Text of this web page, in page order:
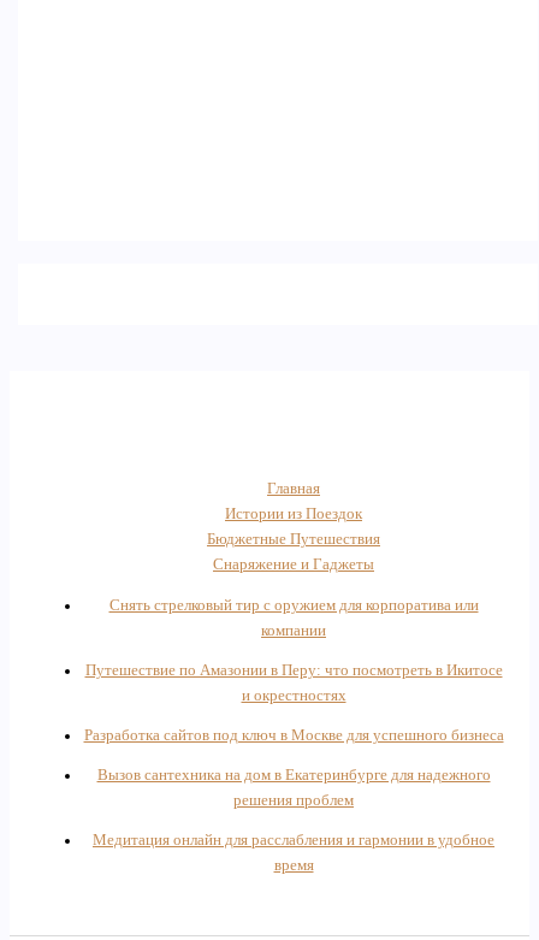
Главная
Истории из Поездок
Бюджетные Путешествия
Снаряжение и Гаджеты
Снять стрелковый тир с оружием для корпоратива или
компании
Путешествие по Амазонии в Перу: что посмотреть в Икитосе
и окрестностях
Разработка сайтов под ключ в Москве для успешного бизнеса
Вызов сантехника на дом в Екатеринбурге для надежного
решения проблем
Медитация онлайн для расслабления и гармонии в удобное
время